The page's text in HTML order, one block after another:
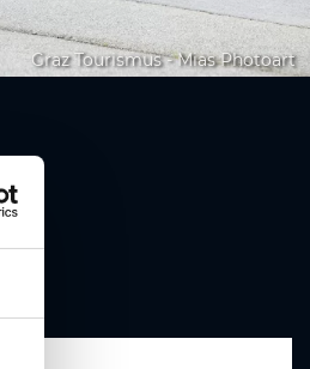
Graz Tourismus - Mias Photoart